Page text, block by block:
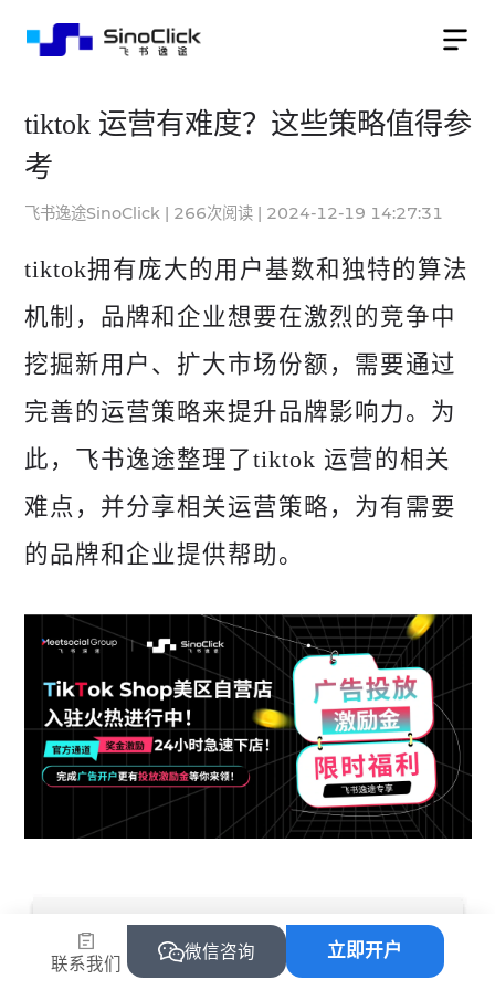
tiktok 运营有难度？这些策略值得参
考
飞书逸途SinoClick | 266次阅读 | 2024-12-19 14:27:31
tiktok拥有庞大的用户基数和独特的算法
机制，品牌和企业想要在激烈的竞争中
挖掘新用户、扩大市场份额，需要通过
完善的运营策略来提升品牌影响力。为
此， 飞书逸途整理了tiktok 运营的相关
难点，并分享相关运营策略，为有需要
的品牌和企业提供帮助。
联系我们
微信咨询 立即开户